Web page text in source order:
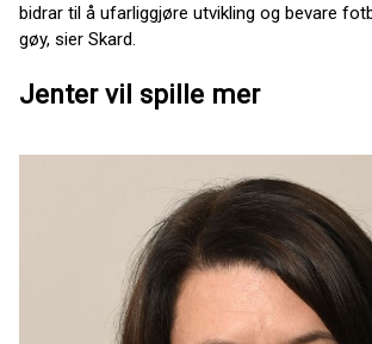
bidrar til å ufarliggjøre utvikling og bevare
gøy, sier Skard.
Jenter vil spille mer